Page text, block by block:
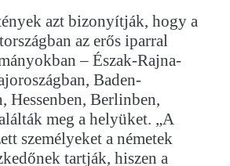
azt bizonyítják, hogy a
az erős iparral
– Észak-Rajna-
Baden-
Hessenben, Berlinben,
meg a helyüket. „A
személyeket a németek
tartják, hiszen a